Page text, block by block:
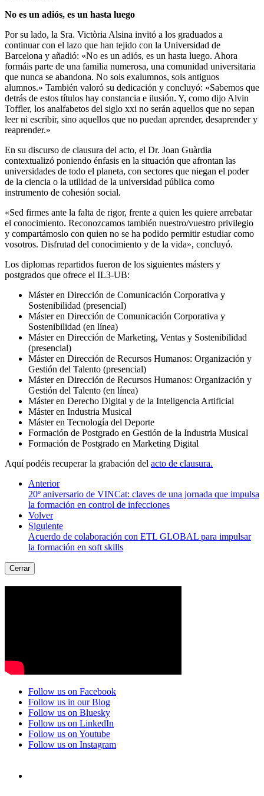
No es un adiós, es un hasta luego
Por su lado, la Sra. Victòria Alsina invitó a los graduados a
continuar con el lazo que han tejido con la Universidad de
Barcelona y añadió: «No es un adiós, es un hasta luego. Ahora
formáis parte de una familia numerosa, una comunidad universitaria
que nunca se abandona. No sois exalumnos, sois antiguos
alumnos.» También valoró su dedicación y concluyó: «Sabemos que
detrás de estos títulos hay constancia e ilusión. Y, como dijo Alvin
Toffler, los analfabetos del siglo xxi no serán aquellos que no sepan
leer ni escribir, sino aquellos que no puedan aprender, desaprender y
reaprender.»
En su discurso de clausura del acto, el Dr. Joan Guàrdia
contextualizó poniendo énfasis en la situación que afrontan las
universidades de todo el planeta, con sectores que niegan el poder
de la ciencia o la utilidad de la universidad pública como
instrumento de cohesión social.
«Sed firmes ante la falta de rigor, frente a quien les quiere arrebatar
el conocimiento. Reconozcamos también nuestro/vuestro privilegio
y compartámoslo con quien no se ha podido permitir estudiar como
vosotros. Disfrutad del conocimiento y de la vida», concluyó.
Los diplomas repartidos fueron de los siguientes másters y
postgrados que ofrece el IL3-UB:
Máster en Dirección de Comunicación Corporativa y
Sostenibilidad (presencial)
Máster en Dirección de Comunicación Corporativa y
Sostenibilidad (en línea)
Máster en Dirección de Marketing, Ventas y Sostenibilidad
(presencial)
Máster en Dirección de Recursos Humanos: Organización y
Gestión del Talento (presencial)
Máster en Dirección de Recursos Humanos: Organización y
Gestión del Talento (en línea)
Máster en Derecho Digital y de la Inteligencia Artificial
Máster en Industria Musical
Máster en Tecnología del Deporte
Formación de Postgrado en Gestión de la Industria Musical
Formación de Postgrado en Marketing Digital
Aquí podéis recuperar la grabación del acto de clausura.
Anterior
20º aniversario de VINCat: claves de una jornada que impulsa
la formación en control de infecciones
Volver
Siguiente
Acuerdo de colaboración con ETL GLOBAL para impulsar
la formación en soft skills
Cerrar
Follow us on Facebook
Follow us in our Blog
Follow us on Bluesky
Follow us on LinkedIn
Follow us on Youtube
Follow us on Instagram